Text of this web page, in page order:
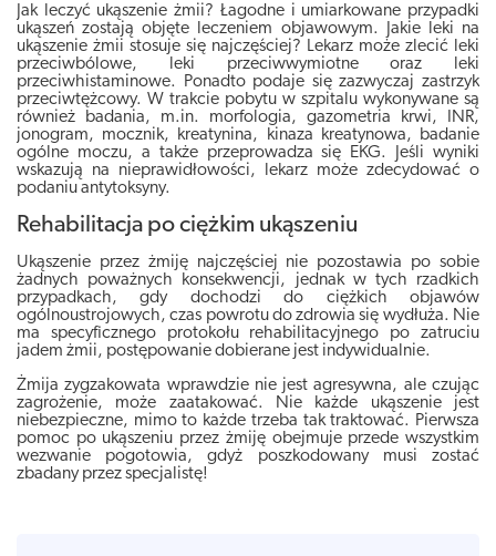
Jak leczyć ukąszenie żmii? Łagodne i umiarkowane przypadki
ukąszeń zostają objęte leczeniem objawowym. Jakie leki na
ukąszenie żmii stosuje się najczęściej? Lekarz może zlecić leki
przeciwbólowe, leki przeciwwymiotne oraz leki
przeciwhistaminowe. Ponadto podaje się zazwyczaj zastrzyk
przeciwtężcowy. W trakcie pobytu w szpitalu wykonywane są
również badania, m.in. morfologia, gazometria krwi, INR,
jonogram, mocznik, kreatynina, kinaza kreatynowa, badanie
ogólne moczu, a także przeprowadza się EKG. Jeśli wyniki
wskazują na nieprawidłowości, lekarz może zdecydować o
podaniu antytoksyny.
Rehabilitacja po ciężkim ukąszeniu
Ukąszenie przez żmiję najczęściej nie pozostawia po sobie
żadnych poważnych konsekwencji, jednak w tych rzadkich
przypadkach, gdy dochodzi do ciężkich objawów
ogólnoustrojowych, czas powrotu do zdrowia się wydłuża. Nie
ma specyficznego protokołu rehabilitacyjnego po zatruciu
jadem żmii, postępowanie dobierane jest indywidualnie.
Żmija zygzakowata wprawdzie nie jest agresywna, ale czując
zagrożenie, może zaatakować. Nie każde ukąszenie jest
niebezpieczne, mimo to każde trzeba tak traktować. Pierwsza
pomoc po ukąszeniu przez żmiję obejmuje przede wszystkim
wezwanie pogotowia, gdyż poszkodowany musi zostać
zbadany przez specjalistę!